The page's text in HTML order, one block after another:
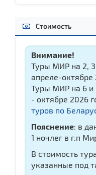
Стоимость
Внимание!
Туры МИР на 2,
апреле-октябре
Туры МИР на 6 и
- октябре 2026
туров по
Пояснение: в
1 ночлег в г.п
В стоимость
указанные под